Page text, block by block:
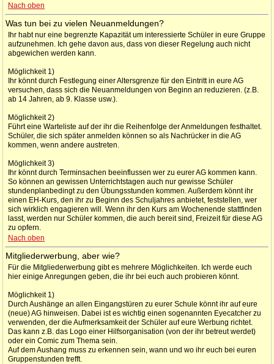
Nach oben
Was tun bei zu vielen Neuanmeldungen?
Ihr habt nur eine begrenzte Kapazität um interessierte Schüler in eure Gruppe
aufzunehmen. Ich gehe davon aus, dass von dieser Regelung auch nicht
abgewichen werden kann.
Möglichkeit 1)
Ihr könnt durch Festlegung einer Altersgrenze für den Eintritt in eure AG
versuchen, dass sich die Neuanmeldungen von Beginn an reduzieren. (z.B.
ab 14 Jahren, ab 9. Klasse usw.).
Möglichkeit 2)
Führt eine Warteliste auf der ihr die Reihenfolge der Anmeldungen festhaltet.
Schüler, die sich später anmelden können so als Nachrücker in die AG
kommen, wenn andere austreten.
Möglichkeit 3)
Ihr könnt durch Terminsachen beeinflussen wer zu eurer AG kommen kann.
So können an gewissen Unterrichtstagen auch nur gewisse Schüler
stundenplanbedingt zu den Übungsstunden kommen. Außerdem könnt ihr
einen EH-Kurs, den ihr zu Beginn des Schuljahres anbietet, feststellen, wer
sich wirklich engagieren will. Wenn ihr den Kurs am Wochenende stattfinden
lasst, werden nur Schüler kommen, die auch bereit sind, Freizeit für diese AG
zu opfern.
Nach oben
Mitgliederwerbung, aber wie?
Für die Mitgliederwerbung gibt es mehrere Möglichkeiten. Ich werde euch
hier einige Anregungen geben, die ihr bei euch auch probieren könnt.
Möglichkeit 1)
Durch Aushänge an allen Eingangstüren zu eurer Schule könnt ihr auf eure
(neue) AG hinweisen. Dabei ist es wichtig einen sogenannten Eyecatcher zu
verwenden, der die Aufmerksamkeit der Schüler auf eure Werbung richtet.
Das kann z.B. das Logo einer Hilfsorganisation (von der ihr betreut werdet)
oder ein Comic zum Thema sein.
Auf dem Aushang muss zu erkennen sein, wann und wo ihr euch bei euren
Gruppenstunden trefft.